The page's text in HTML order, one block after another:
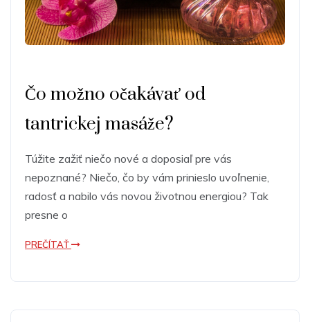
Čo možno očakávať od
tantrickej masáže?
Túžite zažiť niečo nové a doposiaľ pre vás
nepoznané? Niečo, čo by vám prinieslo uvoľnenie,
radosť a nabilo vás novou životnou energiou? Tak
presne o
PREČÍTAŤ